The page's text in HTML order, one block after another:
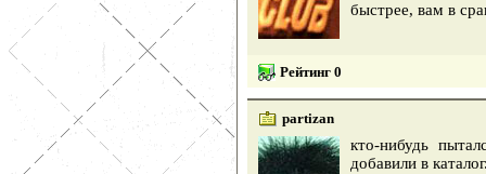
быстрее, вам в
Рейтинг 0
partizan
кто-нибудь
добавили в